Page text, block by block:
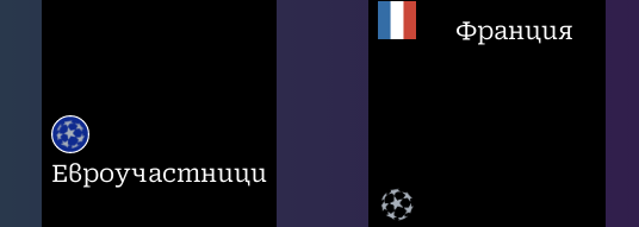
Евроучастници
Франция